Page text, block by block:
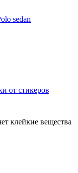
sedan
от стикеров
клейкие вещества